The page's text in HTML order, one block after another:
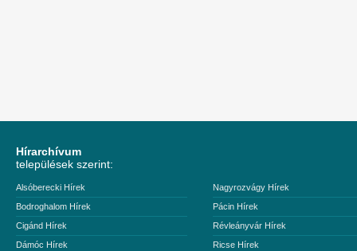
Hírarchívum
települések szerint:
Alsóberecki Hírek
Bodroghalom Hírek
Cigánd Hírek
Dámóc Hírek
Nagyrozvágy Hírek
Pácin Hírek
Révleányvár Hírek
Ricse Hírek